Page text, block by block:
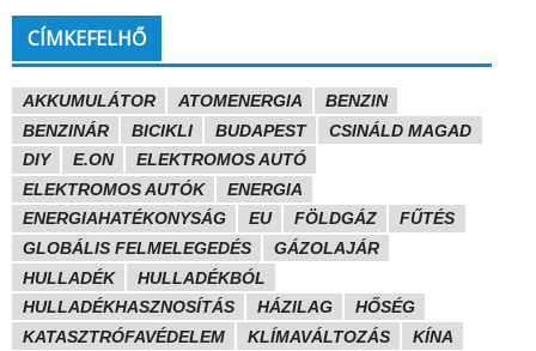
CÍMKEFELHŐ
AKKUMULÁTOR ATOMENERGIA
BENZIN
BENZINÁR
BICIKLI BUDAPEST
CSINÁLD MAGAD
DIY
E.ON
ELEKTROMOS AUTÓ
ELEKTROMOS AUTÓK
ENERGIA
ENERGIAHATÉKONYSÁG
EU FÖLDGÁZ
FŰTÉS
GLOBÁLIS FELMELEGEDÉS
GÁZOLAJÁR
HULLADÉK
HULLADÉKBÓL
HULLADÉKHASZNOSÍTÁS
HÁZILAG
HŐSÉG
KATASZTRÓFAVÉDELEM
KLÍMAVÁLTOZÁS
KÍNA